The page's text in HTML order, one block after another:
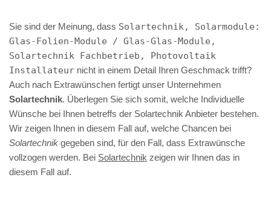
Sie sind der Meinung, dass Solartechnik, Solarmodule:
Glas-Folien-Module / Glas-Glas-Module,
Solartechnik Fachbetrieb, Photovoltaik
Installateur nicht in einem Detail Ihren Geschmack trifft?
Auch nach Extrawünschen fertigt unser Unternehmen
Solartechnik. Überlegen Sie sich somit, welche Individuelle
Wünsche bei Ihnen betreffs der Solartechnik Anbieter bestehen.
Wir zeigen Ihnen in diesem Fall auf, welche Chancen bei
Solartechnik gegeben sind, für den Fall, dass Extrawünsche
vollzogen werden. Bei Solartechnik zeigen wir Ihnen das in
diesem Fall auf.